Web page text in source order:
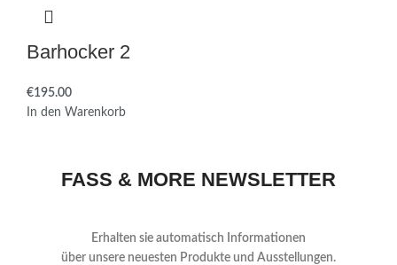
Barhocker 2
€
In den Warenkorb
FASS & MORE NEWSLETTER
Erhalten sie automatisch Informationen
über unsere neuesten Produkte und Ausstellungen.